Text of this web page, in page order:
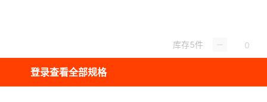
库存5件
登录查看全部规格